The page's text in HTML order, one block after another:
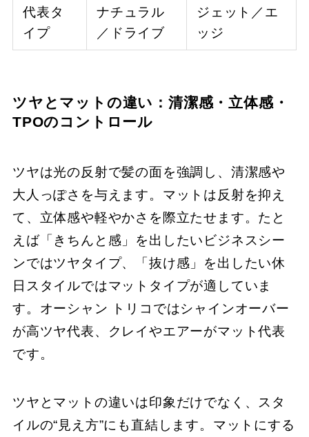
代表タ
イプ
ナチュラル
／ドライブ
ジェット／エ
ッジ
ツヤとマットの違い：清潔感・立体感・
TPOのコントロール
ツヤは光の反射で髪の面を強調し、清潔感や
大人っぽさを与えます。マットは反射を抑え
て、立体感や軽やかさを際立たせます。たと
えば「きちんと感」を出したいビジネスシー
ンではツヤタイプ、「抜け感」を出したい休
日スタイルではマットタイプが適していま
す。オーシャン トリコではシャインオーバー
が高ツヤ代表、クレイやエアーがマット代表
です。
ツヤとマットの違いは印象だけでなく、スタ
イルの“見え方”にも直結します。マットにする